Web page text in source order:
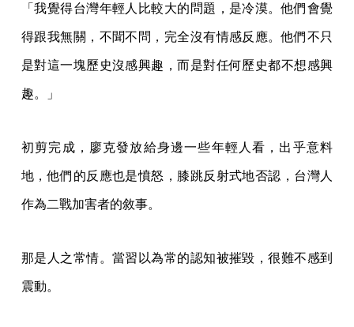
「我覺得台灣年輕人比較大的問題，是冷漠。他們會覺
得跟我無關，不聞不問，完全沒有情感反應。他們不只
是對這一塊歷史沒感興趣，而是對任何歷史都不想感興
趣。」
初剪完成，廖克發放給身邊一些年輕人看，出乎意料
地，他們的反應也是憤怒，膝跳反射式地否認，台灣人
作為二戰加害者的敘事。
那是人之常情。當習以為常的認知被摧毀，很難不感到
震動。